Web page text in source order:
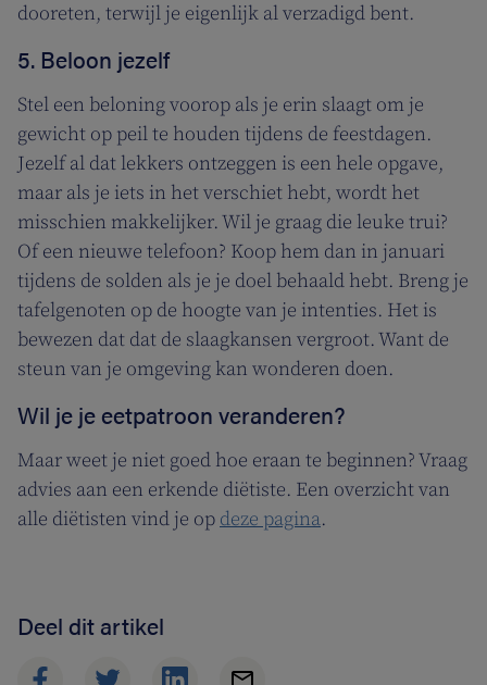
dooreten, terwijl je eigenlijk al verzadigd bent.
5. Beloon jezelf
Stel een beloning voorop als je erin slaagt om je
gewicht op peil te houden tijdens de feestdagen.
Jezelf al dat lekkers ontzeggen is een hele opgave,
maar als je iets in het verschiet hebt, wordt het
misschien makkelijker. Wil je graag die leuke trui?
Of een nieuwe telefoon? Koop hem dan in januari
tijdens de solden als je je doel behaald hebt. Breng je
tafelgenoten op de hoogte van je intenties. Het is
bewezen dat dat de slaagkansen vergroot. Want de
steun van je omgeving kan wonderen doen.
Wil je je eetpatroon veranderen?
Maar weet je niet goed hoe eraan te beginnen? Vraag
advies aan een erkende diëtiste. Een overzicht van
alle diëtisten vind je op deze pagina.
Deel dit artikel